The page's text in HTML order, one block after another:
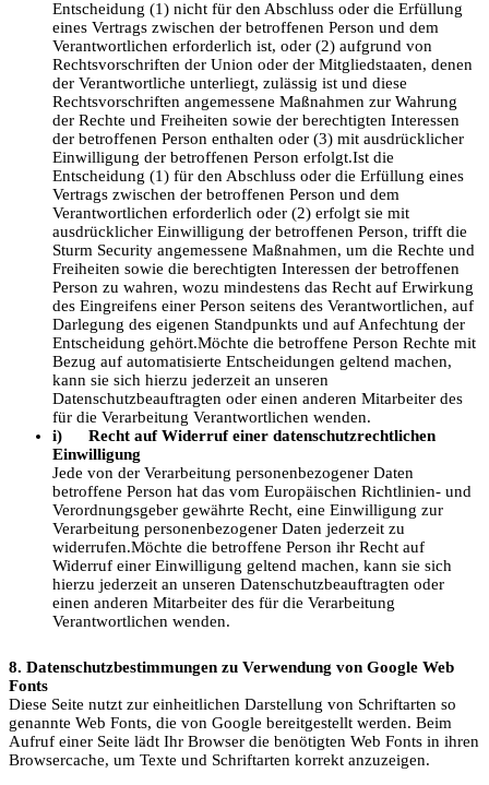
Entscheidung (1) nicht für den Abschluss oder die Erfüllung
eines Vertrags zwischen der betroffenen Person und dem
Verantwortlichen erforderlich ist, oder (2) aufgrund von
Rechtsvorschriften der Union oder der Mitgliedstaaten, denen
der Verantwortliche unterliegt, zulässig ist und diese
Rechtsvorschriften angemessene Maßnahmen zur Wahrung
der Rechte und Freiheiten sowie der berechtigten Interessen
der betroffenen Person enthalten oder (3) mit ausdrücklicher
Einwilligung der betroffenen Person erfolgt.Ist die
Entscheidung (1) für den Abschluss oder die Erfüllung eines
Vertrags zwischen der betroffenen Person und dem
Verantwortlichen erforderlich oder (2) erfolgt sie mit
ausdrücklicher Einwilligung der betroffenen Person, trifft die
Sturm Security angemessene Maßnahmen, um die Rechte und
Freiheiten sowie die berechtigten Interessen der betroffenen
Person zu wahren, wozu mindestens das Recht auf Erwirkung
des Eingreifens einer Person seitens des Verantwortlichen, auf
Darlegung des eigenen Standpunkts und auf Anfechtung der
Entscheidung gehört.Möchte die betroffene Person Rechte mit
Bezug auf automatisierte Entscheidungen geltend machen,
kann sie sich hierzu jederzeit an unseren
Datenschutzbeauftragten oder einen anderen Mitarbeiter des
für die Verarbeitung Verantwortlichen wenden.
i) Recht auf Widerruf einer datenschutzrechtlichen
Einwilligung
Jede von der Verarbeitung personenbezogener Daten
betroffene Person hat das vom Europäischen Richtlinien- und
Verordnungsgeber gewährte Recht, eine Einwilligung zur
Verarbeitung personenbezogener Daten jederzeit zu
widerrufen.Möchte die betroffene Person ihr Recht auf
Widerruf einer Einwilligung geltend machen, kann sie sich
hierzu jederzeit an unseren Datenschutzbeauftragten oder
einen anderen Mitarbeiter des für die Verarbeitung
Verantwortlichen wenden.
8. Datenschutzbestimmungen zu Verwendung von Google Web
Fonts
Diese Seite nutzt zur einheitlichen Darstellung von Schriftarten so
genannte Web Fonts, die von Google bereitgestellt werden. Beim
Aufruf einer Seite lädt Ihr Browser die benötigten Web Fonts in ihren
Browsercache, um Texte und Schriftarten korrekt anzuzeigen.